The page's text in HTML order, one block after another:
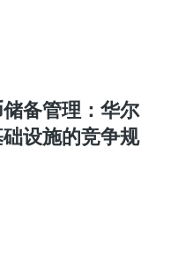
备管理：华尔
设施的竞争规